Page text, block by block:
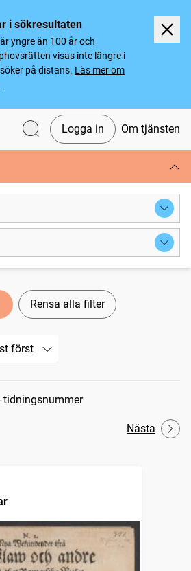
i sökresultaten
yngre än 100 år och
visas inte längre i
på distans. Läs mer om
Logga in Om tjänsten
Rensa alla filter
tidningsnummer
Nästa